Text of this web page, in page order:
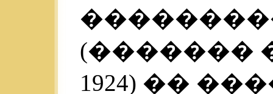
(�������
1924) ��